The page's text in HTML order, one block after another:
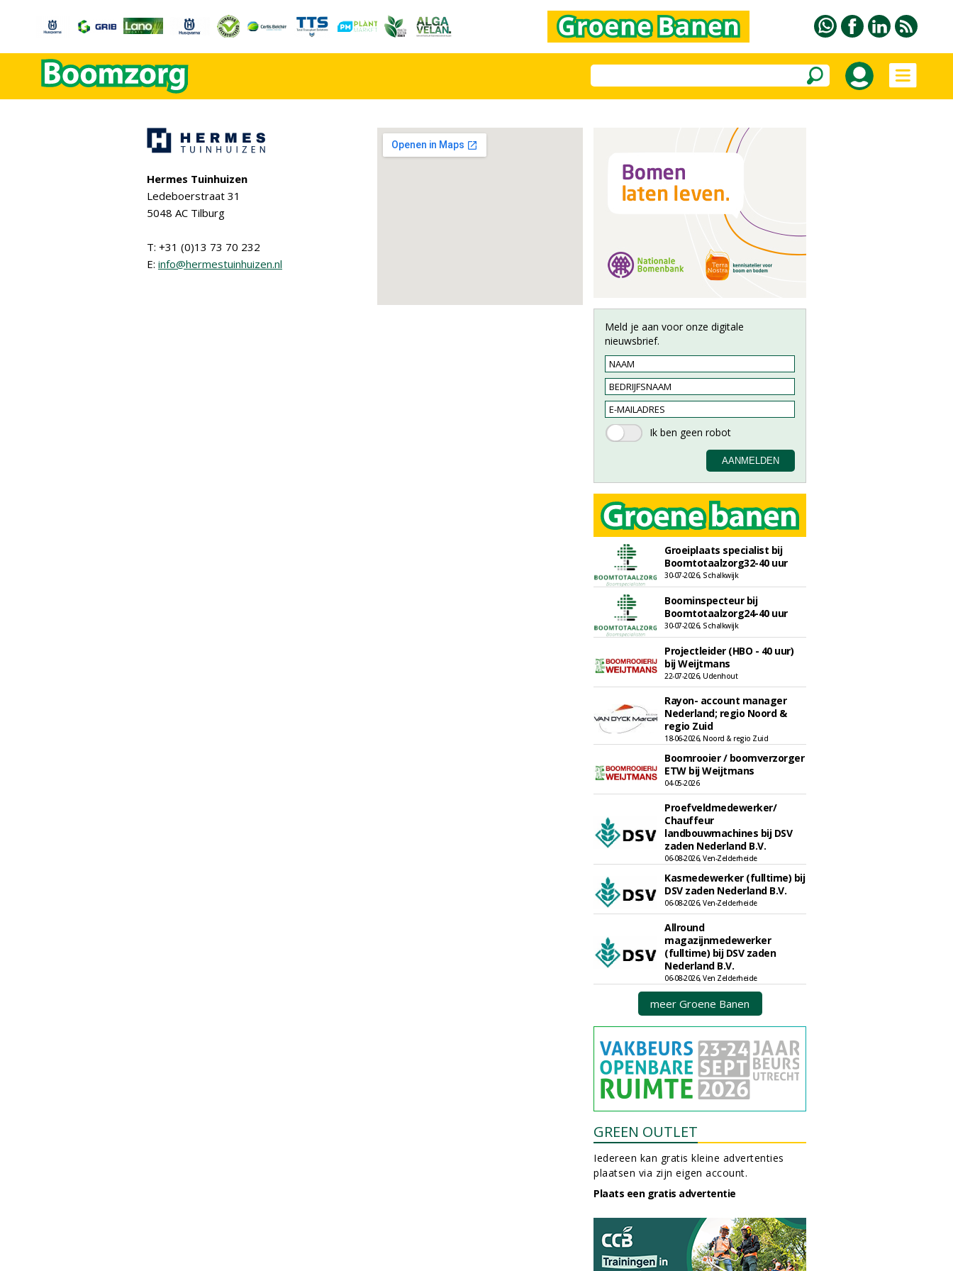
Hermes Tuinhuizen
Ledeboerstraat 31
5048 AC Tilburg
T: +31 (0)13 73 70 232
E: info@hermestuinhuizen.nl
Meld je aan voor onze digitale
nieuwsbrief.
Groeiplaats specialist bij
Boomtotaalzorg32-40 uur
30-07-2026, Schalkwijk
Boominspecteur bij
Boomtotaalzorg24-40 uur
30-07-2026, Schalkwijk
Projectleider (HBO - 40 uur)
bij Weijtmans
22-07-2026, Udenhout
Rayon- account manager
Nederland; regio Noord &
regio Zuid
18-06-2026, Noord & regio Zuid
Boomrooier / boomverzorger
ETW bij Weijtmans
04-05-2026
Proefveldmedewerker/
Chauffeur
landbouwmachines bij DSV
zaden Nederland B.V.
06-08-2026, Ven-Zelderheide
Kasmedewerker (fulltime) bij
DSV zaden Nederland B.V.
06-08-2026, Ven-Zelderheide
Allround
magazijnmedewerker
(fulltime) bij DSV zaden
Nederland B.V.
06-08-2026, Ven Zelderheide
meer Groene Banen
GREEN OUTLET
Iedereen kan gratis kleine advertenties
plaatsen via zijn eigen account.
Plaats een gratis advertentie